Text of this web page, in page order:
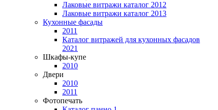
Лаковые витражи каталог 2012
Лаковые витражи каталог 2013
Кухонные фасады
2011
Каталог витражей для кухонных фасадов
2021
Шкафы-купе
2010
Двери
2010
2011
Фотопечать